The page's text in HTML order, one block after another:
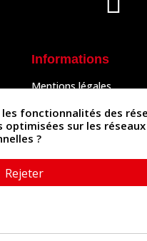
Informations
Mentions légales
Politique de
Politique des cookies
Contactez-nous
fonctionnalités des
sur les
?
Rejeter